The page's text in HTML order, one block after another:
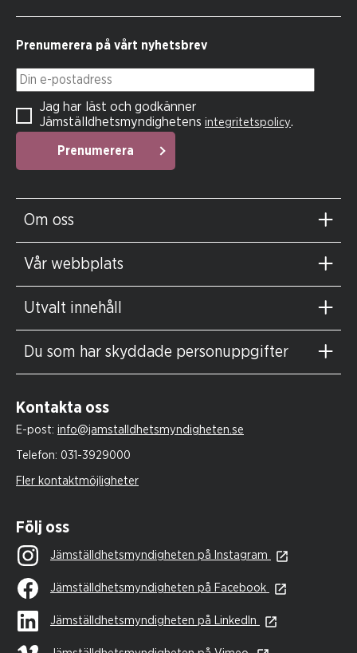
Prenumerera på vårt nyhetsbrev
Din e-postadress
Prenumerera
Jag har läst och godkänner
Jämställdhetsmyndighetens integritetspolicy.
Om oss
Vår webbplats
Utvalt innehåll
Du som har skyddade personuppgifter
Kontakta oss
E-post: info@jamstalldhetsmyndigheten.se
Telefon: 031-3929000
Fler kontaktmöjligheter
Följ oss
Jämställdhetsmyndigheten på Instagram
Jämställdhetsmyndigheten på Facebook
Jämställdhetsmyndigheten på LinkedIn